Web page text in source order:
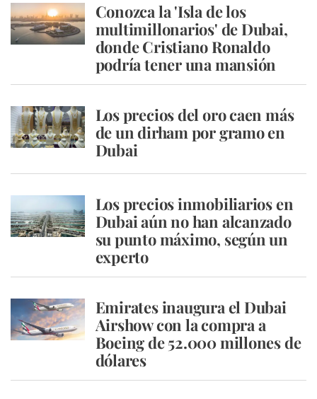
Conozca la 'Isla de los
multimillonarios' de Dubai,
donde Cristiano Ronaldo
podría tener una mansión
Los precios del oro caen más
de un dirham por gramo en
Dubai
Los precios inmobiliarios en
Dubai aún no han alcanzado
su punto máximo, según un
experto
Emirates inaugura el Dubai
Airshow con la compra a
Boeing de 52.000 millones de
dólares